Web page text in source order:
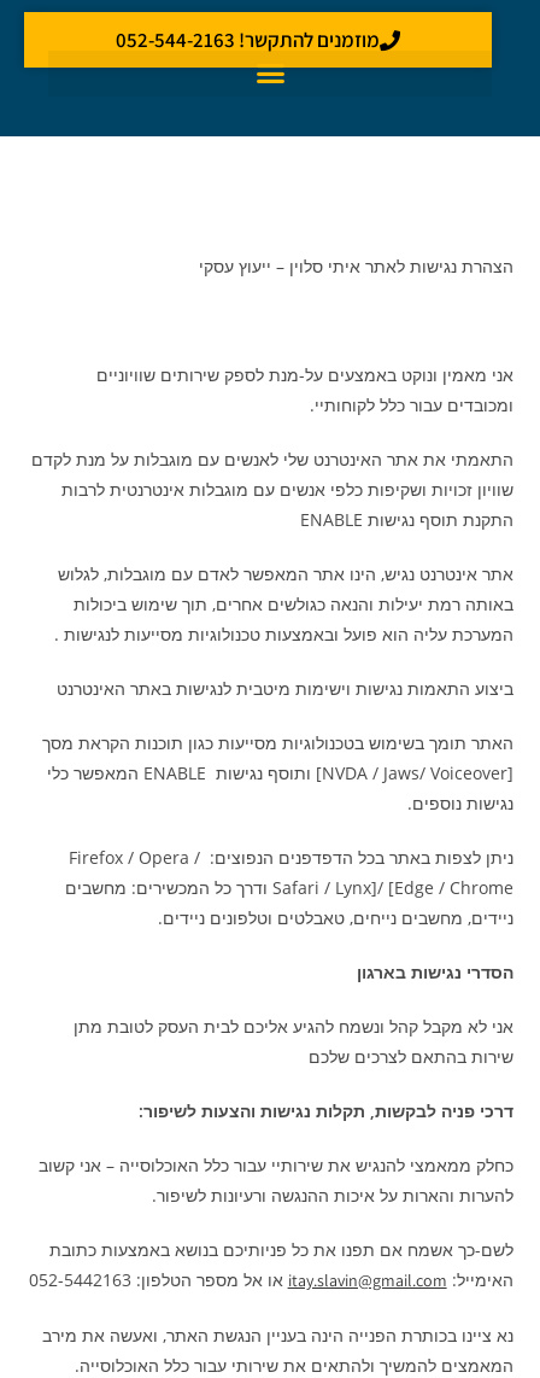
מוזמנים להתקשר! 052-544-2163
הצהרת נגישות לאתר איתי סלוין – ייעוץ עסקי
אני מאמין ונוקט באמצעים על-מנת לספק שירותים שוויוניים
ומכובדים עבור כלל לקוחותיי.
התאמתי את אתר האינטרנט שלי לאנשים עם מוגבלות על מנת לקדם
שוויון זכויות ושקיפות כלפי אנשים עם מוגבלות אינטרנטית לרבות
התקנת תוסף נגישות ENABLE
אתר אינטרנט נגיש, הינו אתר המאפשר לאדם עם מוגבלות, לגלוש
באותה רמת יעילות והנאה כגולשים אחרים, תוך שימוש ביכולות
המערכת עליה הוא פועל ובאמצעות טכנולוגיות מסייעות לנגישות .
ביצוע התאמות נגישות וישימות מיטבית לנגישות באתר האינטרנט
האתר תומך בשימוש בטכנולוגיות מסייעות כגון תוכנות הקראת מסך
[NVDA / Jaws/ Voiceover] ותוסף נגישות ENABLE המאפשר כלי
נגישות נוספים.
ניתן לצפות באתר בכל הדפדפנים הנפוצים: Firefox / Opera /
Safari / Lynx]/ [Edge / Chrome ודרך כל המכשירים: מחשבים
ניידים, מחשבים נייחים, טאבלטים וטלפונים ניידים.
הסדרי נגישות בארגון
אני לא מקבל קהל ונשמח להגיע אליכם לבית העסק לטובת מתן
שירות בהתאם לצרכים שלכם
דרכי פניה לבקשות, תקלות נגישות והצעות לשיפור:
כחלק ממאמצי להנגיש את שירותיי עבור כלל האוכלוסייה – אני קשוב
להערות והארות על איכות ההנגשה ורעיונות לשיפור.
לשם-כך אשמח אם תפנו את כל פניותיכם בנושא באמצעות כתובת
האימייל: itay.slavin@gmail.com או אל מספר הטלפון: 052-5442163
נא ציינו בכותרת הפנייה הינה בעניין הנגשת האתר, ואעשה את מירב
המאמצים להמשיך ולהתאים את שירותי עבור כלל האוכלוסייה.